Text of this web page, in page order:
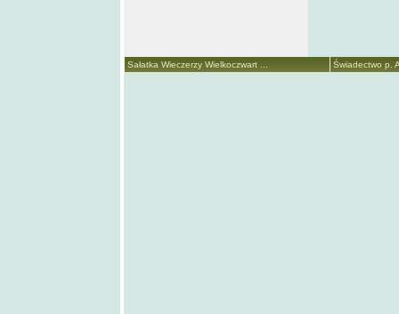
Sałatka Wieczerzy Wielkoczwart ... Świadectwo p.